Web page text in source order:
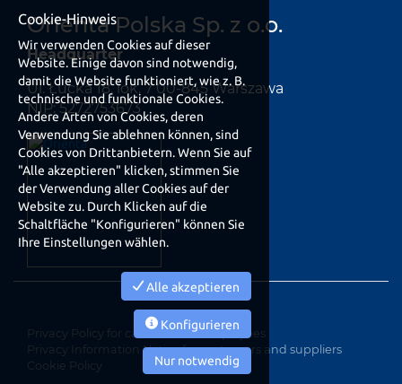
Orienta Polska Sp. z o.o.
Headquarter
Ul. Łucka 18, lok. 7 00-845 Warszawa
NIP: 5272753673
Privacy Policy for candidates e employees
Privacy Information Notice for customers and suppliers
Cookie Policy
Cookie-Hinweis
Wir verwenden Cookies auf dieser
Website. Einige davon sind notwendig,
damit die Website funktioniert, wie z. B.
technische und funktionale Cookies.
Andere Arten von Cookies, deren
Verwendung Sie ablehnen können, sind
Cookies von Drittanbietern. Wenn Sie auf
"Alle akzeptieren" klicken, stimmen Sie
der Verwendung aller Cookies auf der
Website zu. Durch Klicken auf die
Schaltfläche "Konfigurieren" können Sie
Ihre Einstellungen wählen.
Alle akzeptieren
Konfigurieren
Nur notwendig